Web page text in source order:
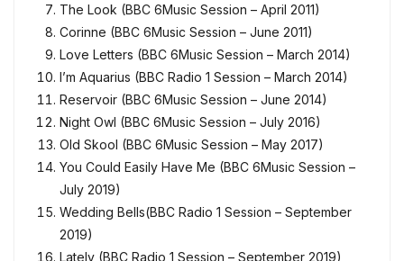
The Look (BBC 6Music Session – April 2011)
Corinne (BBC 6Music Session – June 2011)
Love Letters (BBC 6Music Session – March 2014)
I’m Aquarius (BBC Radio 1 Session – March 2014)
Reservoir (BBC 6Music Session – June 2014)
Night Owl (BBC 6Music Session – July 2016)
Old Skool (BBC 6Music Session – May 2017)
You Could Easily Have Me (BBC 6Music Session –
July 2019)
Wedding Bells(BBC Radio 1 Session – September
2019)
Lately (BBC Radio 1 Session – September 2019)